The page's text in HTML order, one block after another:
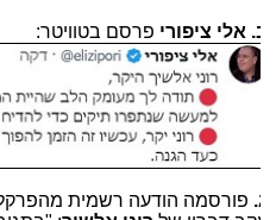
אלי ציפוריפרסם בטוויטר:
פורסמה הודעה רשמית